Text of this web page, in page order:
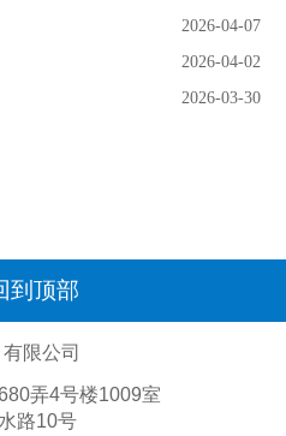
2026-04-07
2026-04-02
2026-03-30
到顶部
限公司
弄4号楼1009室
路10号